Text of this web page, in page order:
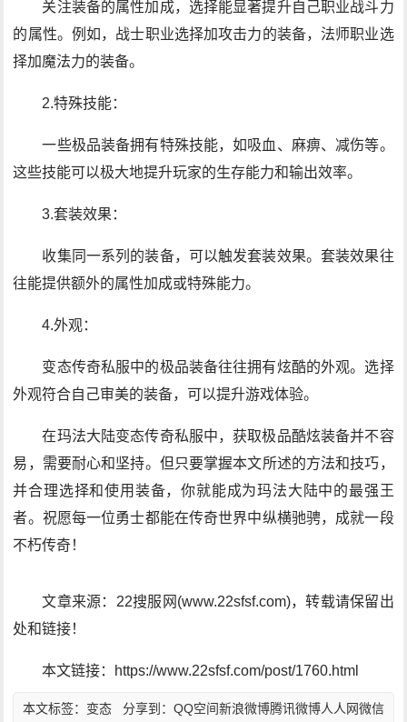
关注装备的属性加成，选择能显著提升自己职业战斗力
的属性。例如，战士职业选择加攻击力的装备，法师职业选
择加魔法力的装备。
2.特殊技能：
一些极品装备拥有特殊技能，如吸血、麻痹、减伤等。
这些技能可以极大地提升玩家的生存能力和输出效率。
3.套装效果：
收集同一系列的装备，可以触发套装效果。套装效果往
往能提供额外的属性加成或特殊能力。
4.外观：
变态传奇私服中的极品装备往往拥有炫酷的外观。选择
外观符合自己审美的装备，可以提升游戏体验。
在玛法大陆变态传奇私服中，获取极品酷炫装备并不容
易，需要耐心和坚持。但只要掌握本文所述的方法和技巧，
并合理选择和使用装备，你就能成为玛法大陆中的最强王
者。祝愿每一位勇士都能在传奇世界中纵横驰骋，成就一段
不朽传奇！
文章来源：22搜服网(www.22sfsf.com)，转载请保留出
处和链接！
本文链接：https://www.22sfsf.com/post/1760.html
分享到： QQ空间新浪微博腾讯微博人人网微信
本文标签： 变态